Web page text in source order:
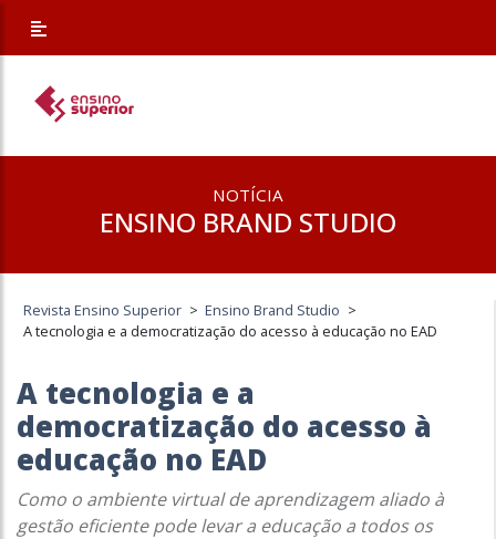
NOTÍCIA
ENSINO BRAND STUDIO
Revista Ensino Superior > Ensino Brand Studio >
A tecnologia e a democratização do acesso à educação no EAD
A tecnologia e a
democratização do acesso à
educação no EAD
Como o ambiente virtual de aprendizagem aliado à
gestão eficiente pode levar a educação a todos os